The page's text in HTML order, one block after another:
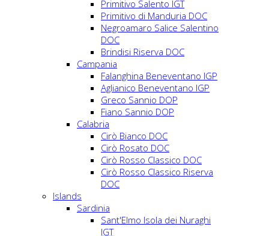
Primitivo Salento IGT
Primitivo di Manduria DOC
Negroamaro Salice Salentino
DOC
Brindisi Riserva DOC
Campania
Falanghina Beneventano IGP
Aglianico Beneventano IGP
Greco Sannio DOP
Fiano Sannio DOP
Calabria
Cirò Bianco DOC
Cirò Rosato DOC
Cirò Rosso Classico DOC
Cirò Rosso Classico Riserva
DOC
Islands
Sardinia
Sant'Elmo Isola dei Nuraghi
IGT